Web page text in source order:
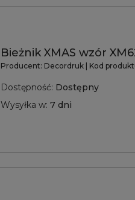
Bieżnik XMAS wzór
Producent: Decordruk | Kod
Dostępność: Dostępny
Wysyłka w: 7 dni